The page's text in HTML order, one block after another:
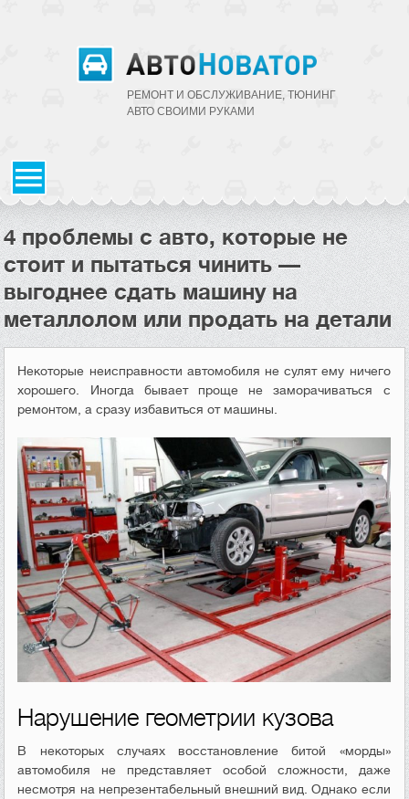
РЕМОНТ И ОБСЛУЖИВАНИЕ, ТЮНИНГ
АВТО CВОИМИ РУКАМИ
4 проблемы с авто, которые не
стоит и пытаться чинить —
выгоднее сдать машину на
металлолом или продать на детали
Некоторые неисправности автомобиля не сулят ему ничего
хорошего. Иногда бывает проще не заморачиваться с
ремонтом, а сразу избавиться от машины.
Нарушение геометрии кузова
В некоторых случаях восстановление битой «морды»
автомобиля не представляет особой сложности, даже
несмотря на непрезентабельный внешний вид. Однако если